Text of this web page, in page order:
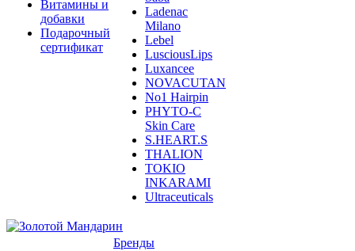
Витамины и
добавки
Подарочный
сертификат
Ladenac
Milano
Lebel
LusciousLips
Luxancee
NOVACUTAN
No1 Hairpin
PHYTO-C
Skin Care
S.HEART.S
THALION
TOKIO
INKARAMI
Ultraceuticals
Бренды